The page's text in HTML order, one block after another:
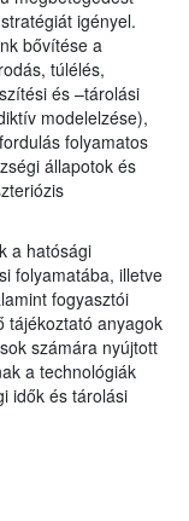
igényel.
bővítése a
túlélés,
és –tárolási
modelelzése),
folyamatos
állapotok és
a hatósági
folyamatába, illetve
fogyasztói
tájékoztató anyagok
számára nyújtott
a technológiák
idők és tárolási